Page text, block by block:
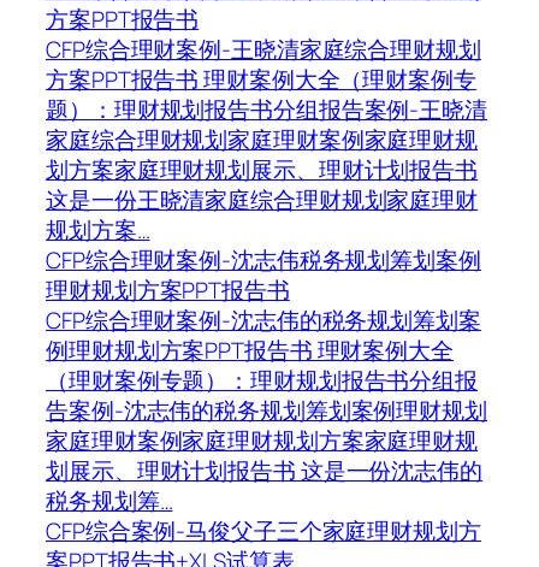
方案PPT报告书
CFP综合理财案例-王晓清家庭综合理财规划
方案PPT报告书 理财案例大全（理财案例专
题）：理财规划报告书分组报告案例-王晓清
家庭综合理财规划家庭理财案例家庭理财规
划方案家庭理财规划展示、理财计划报告书
这是一份王晓清家庭综合理财规划家庭理财
规划方案…
CFP综合理财案例-沈志伟税务规划筹划案例
理财规划方案PPT报告书
CFP综合理财案例-沈志伟的税务规划筹划案
例理财规划方案PPT报告书 理财案例大全
（理财案例专题）：理财规划报告书分组报
告案例-沈志伟的税务规划筹划案例理财规划
家庭理财案例家庭理财规划方案家庭理财规
划展示、理财计划报告书 这是一份沈志伟的
税务规划筹…
CFP综合案例-马俊父子三个家庭理财规划方